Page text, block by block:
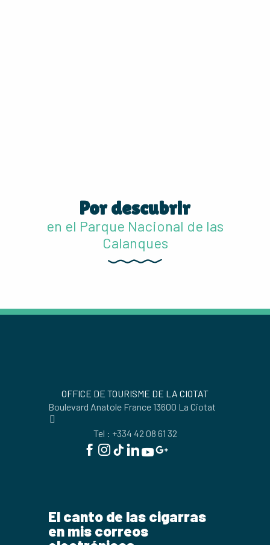
Por descubrir
en el Parque Nacional de las
Calanques
OFFICE DE TOURISME DE LA CIOTAT
Boulevard Anatole France 13600 La Ciotat
Tel : +334 42 08 61 32
El canto de las cigarras
en mis correos